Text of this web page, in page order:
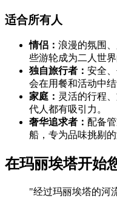
适合所有人
情侣： 浪漫的氛围
些游轮成为二人世界
独自旅行者： 安全
会在用餐和活动中结
家庭： 灵活的行程
代人都有吸引力。
奢华追求者： 配备
船，专为品味挑剔的
在玛丽埃塔开始
"经过玛丽埃塔的河